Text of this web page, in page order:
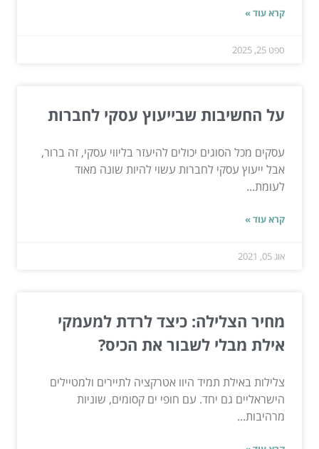
קרא עוד »
ספט 25, 2025
על החשיבות שבייעוץ עסקי לחברות
עסקים מכל הסוגים יכולים להיעזר בליווי עסקי, זה ברור,
אבל ייעוץ עסקי לחברות עשוי להיות שונה מאוד
לעומת...
קרא עוד »
אוג 05, 2021
מחיר הצלילה: כיצד לרדת למעמקי
אילת מבלי לשבור את הכיס?
צלילות באילת תמיד היוו אטרקציה לתיירים ולמטיילים
הישראליים גם יחד. עם חופי ים קסומים, שוניות
מרהיבות...